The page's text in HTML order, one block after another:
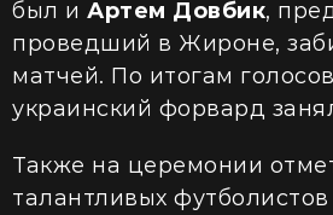
был и Артем Довбик,
проведший в Жироне,
матчей. По итогам
украинский форвард
Также на церемонии
талантливых футболистов